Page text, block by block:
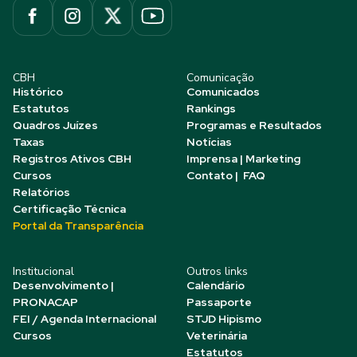
CBH
Histórico
Estatutos
Quadros Juízes
Taxas
Registros Ativos CBH
Cursos
Relatórios
Certificação Técnica
Portal da Transparência
Comunicação
Comunicados
Rankings
Programas e Resultados
Notícias
Imprensa | Marketing
Contato | FAQ
Institucional
Desenvolvimento |
PRONACAP
FEI / Agenda Internacional
Cursos
Outros links
Calendário
Passaporte
STJD Hipismo
Veterinária
Estatutos